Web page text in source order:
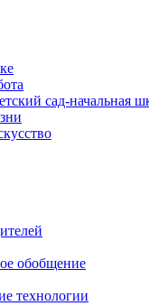
сад-начальная
обобщение
технологии